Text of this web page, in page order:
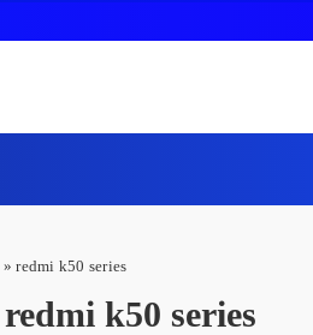
»redmi k50 series
redmi k50 series